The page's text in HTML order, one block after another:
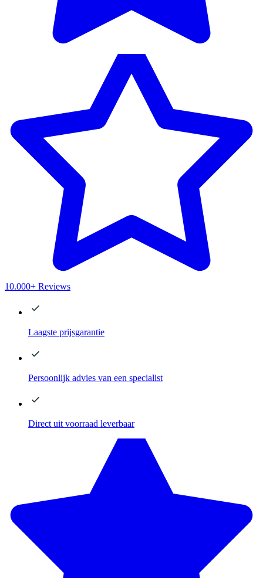
10.000+ Reviews
Laagste prijsgarantie
Persoonlijk advies van een specialist
Direct uit voorraad leverbaar